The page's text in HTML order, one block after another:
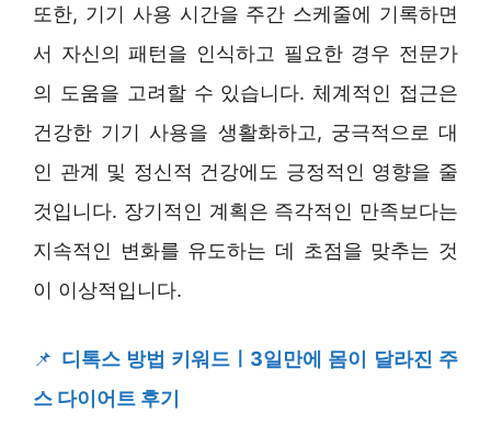
또한, 기기 사용 시간을 주간 스케줄에 기록하면
서 자신의 패턴을 인식하고 필요한 경우 전문가
의 도움을 고려할 수 있습니다. 체계적인 접근은
건강한 기기 사용을 생활화하고, 궁극적으로 대
인 관계 및 정신적 건강에도 긍정적인 영향을 줄
것입니다. 장기적인 계획은 즉각적인 만족보다는
지속적인 변화를 유도하는 데 초점을 맞추는 것
이 이상적입니다.
📌 디톡스 방법 키워드ㅣ3일만에 몸이 달라진 주
스 다이어트 후기